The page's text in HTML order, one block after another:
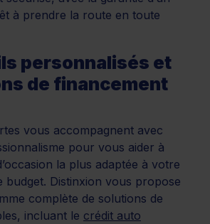
à prendre la route en toute
personnalisés et
de financement
vous accompagnent avec
pour vous aider à
la plus adaptée à votre
budget. Distinxion vous propose
complète de solutions de
incluant le crédit auto